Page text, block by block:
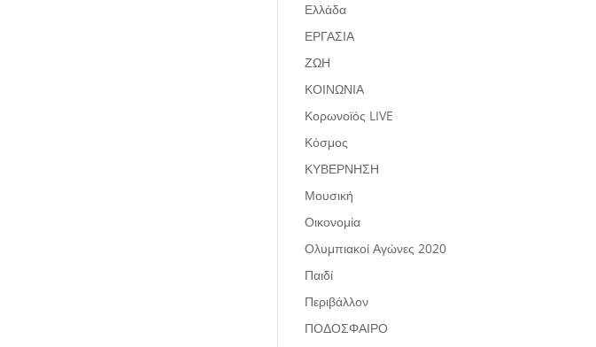
Ελλάδα
ΕΡΓΑΣΙΑ
ΖΩΗ
ΚΟΙΝΩΝΙΑ
Κορωνοϊός LIVE
Κόσμος
ΚΥΒΕΡΝΗΣΗ
Μουσική
Οικονομία
Ολυμπιακοί Αγώνες 2020
Παιδί
Περιβάλλον
ΠΟΔΟΣΦΑΙΡΟ